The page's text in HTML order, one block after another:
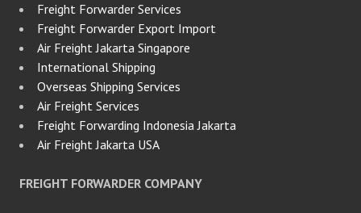
Freight Forwarder Services
Freight Forwarder Export Import
Air Freight Jakarta Singapore
International Shipping
Overseas Shipping Services
Air Freight Services
Freight Forwarding Indonesia Jakarta
Air Freight Jakarta USA
FREIGHT FORWARDER COMPANY